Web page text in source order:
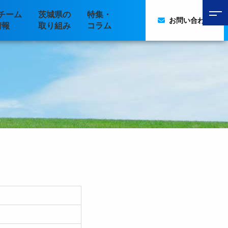
ーム
茨城県の
取り組み
特集・
コラム
お問い合わせ